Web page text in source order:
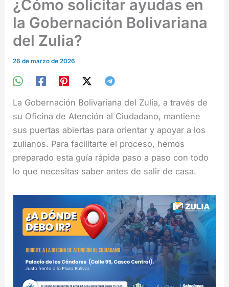
¿Cómo solicitar ayudas en
la Gobernación Bolivariana
del Zulia?
26 de marzo de 2026
La Gobernación Bolivariana del Zulia, a través de
su Oficina de Atención al Ciudadano, mantiene
sus puertas abiertas para orientar y apoyar a los
zulianos. Para facilitarte el proceso, hemos
preparado esta guía rápida paso a paso con todo
lo que necesitas saber antes de salir de casa.